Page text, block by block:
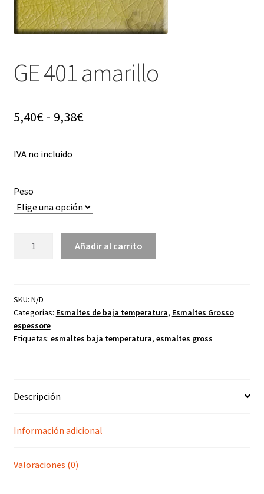
GE 401 amarillo
5,40€ - 9,38€Rango
5,40€
9,38€
IVA no incluido
Peso
Añadir al carrito
SKU: N/D
Categorías: Esmaltes de baja temperatura, Esmaltes Grosso
espessore
Etiquetas: esmaltes baja temperatura, esmaltes gross
Descripción
Información adicional
Valoraciones (0)